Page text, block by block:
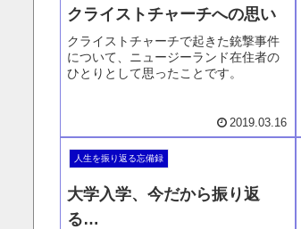
クライストチャーチへの思い
クライストチャーチで起きた銃撃事件
について、ニュージーランド在住者の
ひとりとして思ったことです。
2019.03.16
人生を振り返る忘備録
大学入学、今だから振り返
る…